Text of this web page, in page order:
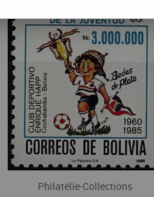
Philatélie-Collections